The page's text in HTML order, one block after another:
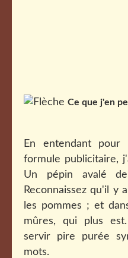
Ce que j'en
En entendant
formule publicitaire,
Un pépin avalé
Reconnaissez qu'il y
les pommes ; et
mûres, qui plus
servir pire purée
mots.